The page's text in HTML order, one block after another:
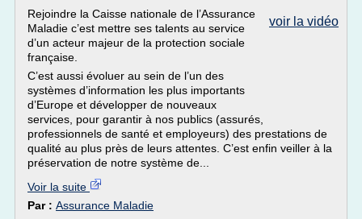
voir la vidéo
Rejoindre la Caisse nationale de l’Assurance
Maladie c’est mettre ses talents au service
d’un acteur majeur de la protection sociale
française.
C’est aussi évoluer au sein de l’un des
systèmes d’information les plus importants
d’Europe et développer de nouveaux
services, pour garantir à nos publics (assurés,
professionnels de santé et employeurs) des prestations de
qualité au plus près de leurs attentes. C’est enfin veiller à la
préservation de notre système de...
Voir la suite
Par : Assurance Maladie